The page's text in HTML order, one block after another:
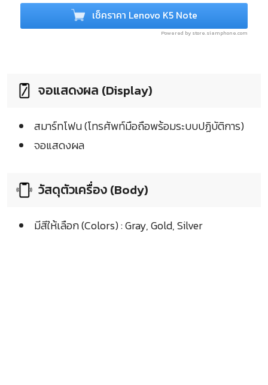
เช็คราคา Lenovo K5 Note
Powered by store.siamphone.com
จอแสดงผล (Display)
สมาร์ทโฟน (โทรศัพท์มือถือพร้อมระบบปฏิบัติการ)
จอแสดงผล
วัสดุตัวเครื่อง (Body)
มีสีให้เลือก (Colors) : Gray, Gold, Silver